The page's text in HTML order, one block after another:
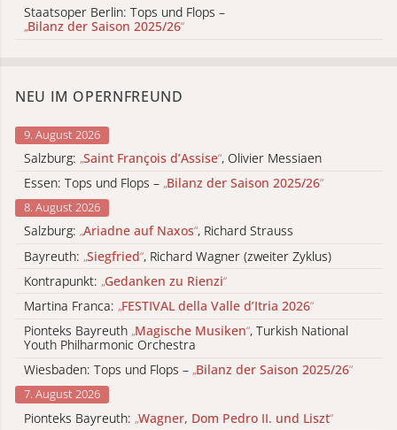
Staatsoper Berlin: Tops und Flops –
„Bilanz der Saison 2025/26“
NEU IM OPERNFREUND
9. August 2026
Salzburg: „Saint François d’Assise“, Olivier Messiaen
Essen: Tops und Flops – „Bilanz der Saison 2025/26“
8. August 2026
Salzburg: „Ariadne auf Naxos“, Richard Strauss
Bayreuth: „Siegfried“, Richard Wagner (zweiter Zyklus)
Kontrapunkt: „Gedanken zu Rienzi“
Martina Franca: „FESTIVAL della Valle d’Itria 2026“
Pionteks Bayreuth „Magische Musiken“, Turkish National
Youth Philharmonic Orchestra
Wiesbaden: Tops und Flops – „Bilanz der Saison 2025/26“
7. August 2026
Pionteks Bayreuth: „Wagner, Dom Pedro II. und Liszt“